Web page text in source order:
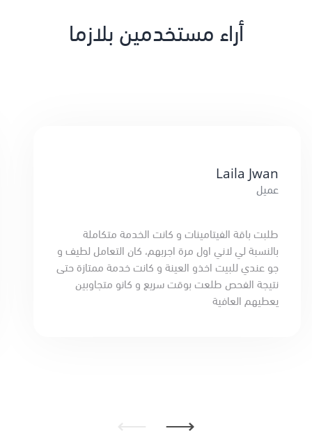
أراء مستخدمين بلازما
Laila Jwan
عميل
طلبت باقة الفيتامينات و كانت الخدمة متكاملة
بالنسبة لي لاني اول مرة اجربهم، كان التعامل لطيف و
جو عندي للبيت اخذو العينة و كانت خدمة ممتازة حتى
نتيجة الفحص طلعت بوقت سريع و كانو متجاوبين
يعطيهم العافية
⟶